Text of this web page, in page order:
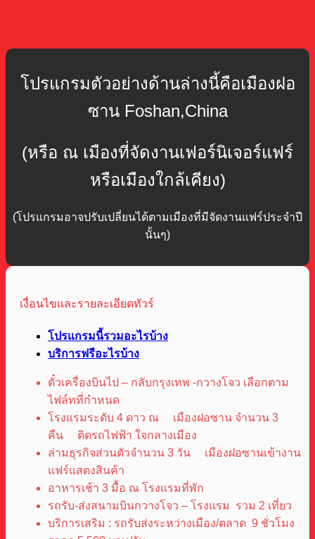
โปรแกรมตัวอย่างด้านล่างนี้คือเมืองฝอ
ซาน Foshan,China
(หรือ ณ เมืองที่จัดงานเฟอร์นิเจอร์แฟร์
หรือเมืองใกล้เคียง)
(โปรแกรมอาจปรับเปลี่ยนได้ตามเมืองที่มีจัดงานแฟร์ประจำปี
นั้นๆ)
เงื่อนไขและรายละเอียดทัวร์
โปรแกรมนี้รวมอะไรบ้าง
บริการฟรีอะไรบ้าง
ตั๋วเครื่องบินไป – กลับกรุงเทพ -กวางโจว เลือกตาม
ไฟล์ทที่กำหนด
โรงแรมระดับ 4 ดาว ณ เมืองฝอซาน จำนวน 3
คืน ติดรถไฟฟ้า ใจกลางเมือง
ล่ามธุรกิจส่วนตัวจำนวน 3 วัน เมืองฝอซานเข้างาน
แฟร์แสดงสินค้า
อาหารเช้า 3 มื้อ ณ โรงแรมที่พัก
รถรับ-ส่งสนามบินกวางโจว – โรงแรม รวม 2 เที่ยว
บริการเสริม : รถรับส่งระหว่างเมือง/ตลาด 9 ชั่วโมง